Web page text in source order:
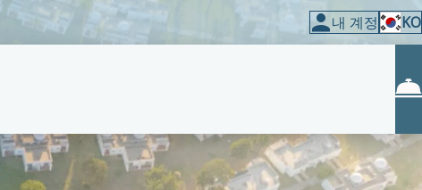
내 계정 KO